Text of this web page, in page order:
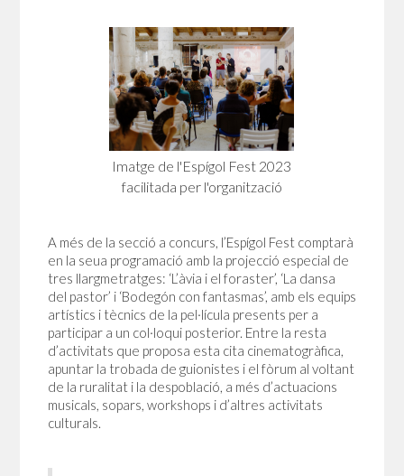
Imatge de l'Espígol Fest 2023
facilitada per l'organització
A més de la secció a concurs, l’Espígol Fest comptarà
en la seua programació amb la projecció especial de
tres llargmetratges: ‘L’àvia i el foraster’, ‘La dansa
del pastor’ i ‘Bodegón con fantasmas’, amb els equips
artístics i tècnics de la pel·lícula presents per a
participar a un col·loqui posterior. Entre la resta
d’activitats que proposa esta cita cinematogràfica,
apuntar la trobada de guionistes i el fòrum al voltant
de la ruralitat i la despoblació, a més d’actuacions
musicals, sopars, workshops i d’altres activitats
culturals.